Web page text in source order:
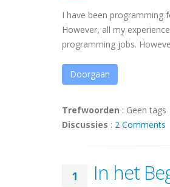
I have been programming
However, all my
programming jobs.
Doorgaan
Trefwoorden : Geen tags
Discussies : 2 Comments
1 In het